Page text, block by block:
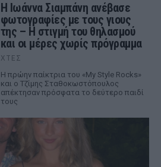
H Ιωάννα Σιαμπάνη ανέβασε
φωτογραφίες με τους γιους
της – Η στιγμή του θηλασμού
και οι μέρες χωρίς πρόγραμμα
ΧΤΕΣ
Η πρώην παίκτρια του «My Style Rocks»
και ο Τζίμης Σταθοκωστόπουλος
απέκτησαν πρόσφατα το δεύτερο παιδί
τους